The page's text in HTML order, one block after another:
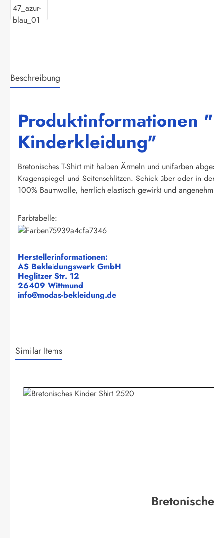
Beschreibung
Produktinformationen
Kinderkleidung"
Bretonisches T-Shirt mit halben Ärmeln und unifarben
Kragenspiegel und Seitenschlitzen. Schick über oder in
100% Baumwolle, herrlich elastisch gewirkt und
Farbtabelle:
Herstellerinformationen:
AS Bekleidungswerk GmbH
Heglitzer Str. 12
26409 Wittmund
info@modas-bekleidung.de
Similar Items